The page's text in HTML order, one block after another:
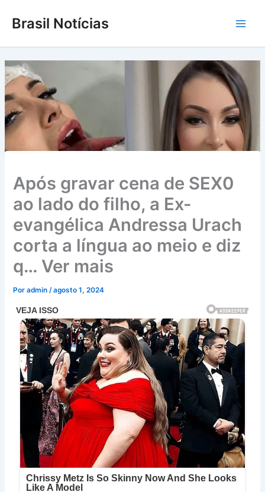
para
conteúdo
Brasil Notícias
Após gravar cena de SEX0
ao lado do filho, a Ex-
evangélica Andressa Urach
corta a língua ao meio e diz
q… Ver mais
Poradmin/agosto 1, 2024